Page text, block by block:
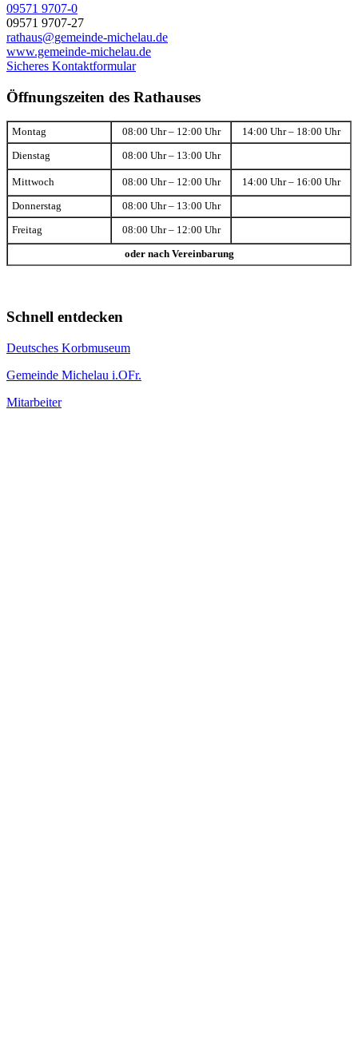
09571 9707-0
09571 9707-27
rathaus@gemeinde-michelau.de
www.gemeinde-michelau.de
Sicheres Kontaktformular
Öffnungszeiten des Rathauses
Montag 08:00 Uhr – 12:00 Uhr 14:00 Uhr – 18:00 Uhr
Dienstag 08:00 Uhr – 13:00 Uhr
Mittwoch 08:00 Uhr – 12:00 Uhr 14:00 Uhr – 16:00 Uhr
Donnerstag 08:00 Uhr – 13:00 Uhr
Freitag 08:00 Uhr – 12:00 Uhr
oder nach Vereinbarung
Schnell entdecken
Deutsches Korbmuseum
Gemeinde Michelau i.OFr.
Mitarbeiter